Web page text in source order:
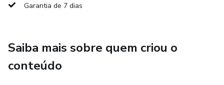
Garantia de 7 dias
Saiba mais sobre quem criou o
conteúdo